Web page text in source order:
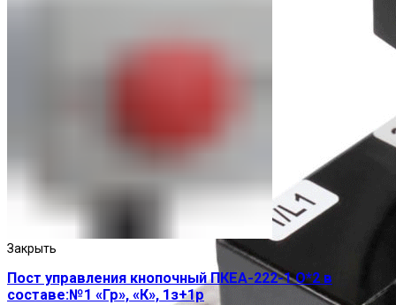
Закрыть
Пост управления кнопочный ПКЕА-222-1 О*2 в
составе:№1 «Гр», «К», 1з+1р